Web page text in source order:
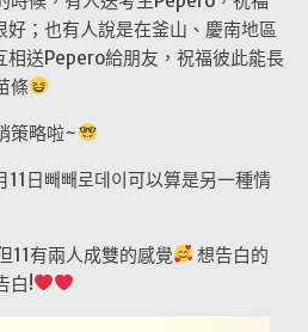
好；也有人說是在釜山、慶南地區
相送Pepero給朋友，祝福彼此能長
條
策略啦~
日빼빼로데이可以算是另一種情
11有兩人成雙的感覺
想告白的
白!